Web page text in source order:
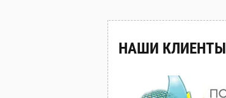
НАШИ КЛИЕНТЫ